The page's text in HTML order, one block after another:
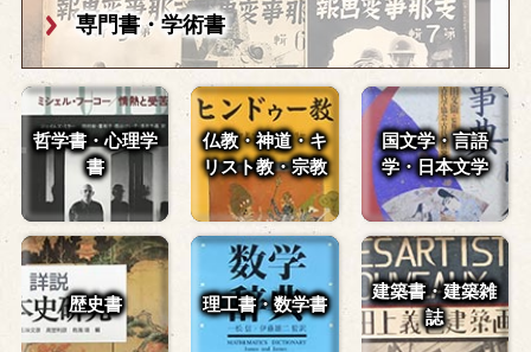
専門書・学術書
哲学書・心理学
書
仏教・神道・キ
リスト教・宗教
国文学・言語
学・日本文学
歴史書 理工書・数学書
建築書・建築雑
誌